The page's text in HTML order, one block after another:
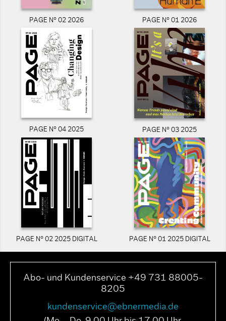
PAGE N° 02 2026 PAGE N° 01 2026
PAGE N° 04 2025 PAGE N° 03 2025
PAGE N° 02 2025 DIGITAL PAGE N° 01 2025 DIGITAL
Abo- und Kundenservice +49 731 88005-
8205
kundenservice@ebnermedia.de